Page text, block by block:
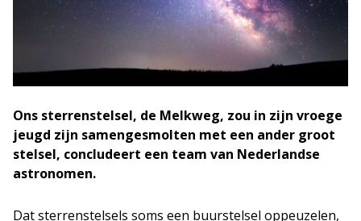
Ons sterrenstelsel, de Melkweg, zou in zijn vroege
jeugd zijn samengesmolten met een ander groot
stelsel, concludeert een team van Nederlandse
astronomen.
Dat sterrenstelsels soms een buurstelsel oppeuzelen,